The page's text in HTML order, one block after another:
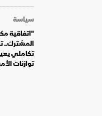
سياسة
"اتفاقية
المشترك..
تكاملي
توازنات